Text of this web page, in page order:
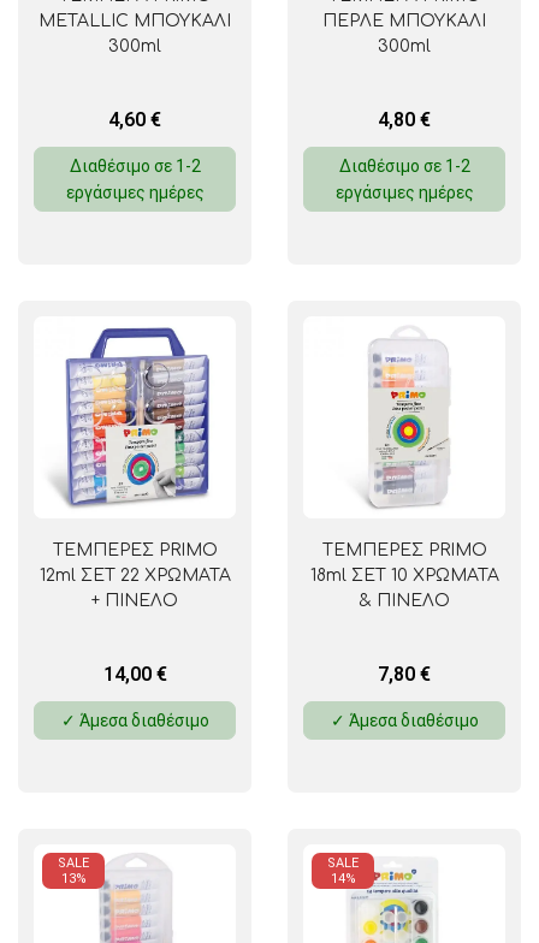
METALLIC ΜΠΟΥΚΑΛΙ
300ml
4,60 €
Διαθέσιμο σε 1-2
εργάσιμες ημέρες
ΠΕΡΛΕ ΜΠΟΥΚΑΛΙ
300ml
4,80 €
Διαθέσιμο σε 1-2
εργάσιμες ημέρες
ΤΕΜΠΕΡΕΣ PRIMO
12ml ΣΕΤ 22 ΧΡΩΜΑΤΑ
+ ΠΙΝΕΛΟ
14,00 €
✓ Άμεσα διαθέσιμο
ΤΕΜΠΕΡΕΣ PRIMO
18ml ΣΕΤ 10 ΧΡΩΜΑΤΑ
& ΠΙΝΕΛΟ
7,80 €
✓ Άμεσα διαθέσιμο
SALE
13%
SALE
14%